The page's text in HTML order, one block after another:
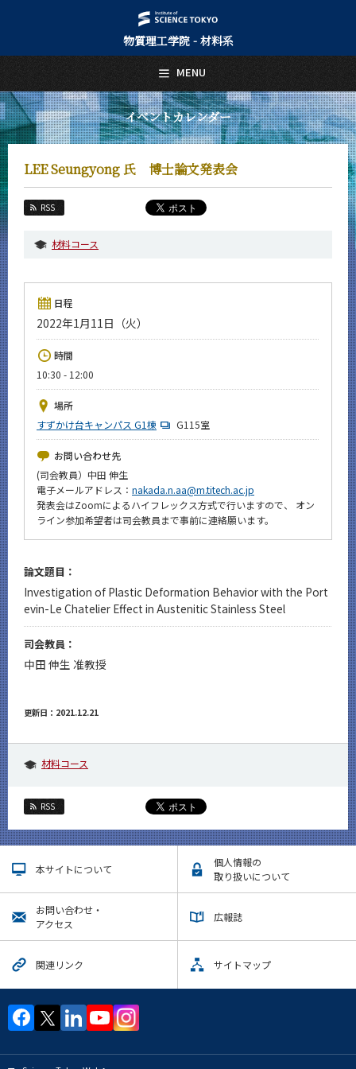
物質理工学院 - 材料系
イベントカレンダー
LEE Seungyong 氏 博士論文発表会
RSS
材料コース
日程
2022年1月11日（火）
時間
10:30 - 12:00
場所
すずかけ台キャンパス G1棟
G115室
お問い合わせ先
(司会教員）中田 伸生
電子メールアドレス： nakada.n.aa@m.titech.ac.jp
発表会はZoomによるハイフレックス方式で行いますので、 オン
ライン参加希望者は司会教員まで事前に連絡願います。
論文題目：
Investigation of Plastic Deformation Behavior with the Port
evin-Le Chatelier Effect in Austenitic Stainless Steel
司会教員：
中田 伸生 准教授
更新日：2021.12.21
材料コース
RSS
本サイトについて
個人情報の
取り扱いについて
お問い合わせ・
アクセス
広報誌
関連リンク サイトマップ
MENU
日本語 English
トップページ
Top Page
材料系について
About Us
Education
入学案内
Admissions
材料系 News
イベントカレンダー
Event Calendar
今後のイベント
今後の課程別イベント
年別アーカイブ
CLOSE